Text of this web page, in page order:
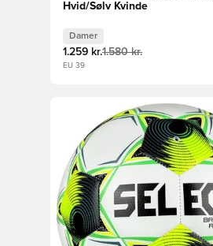
Hvid/Sølv Kvinde
Damer
1.259 kr.1.580 kr.
EU 39
Åbner en Modal til at logge